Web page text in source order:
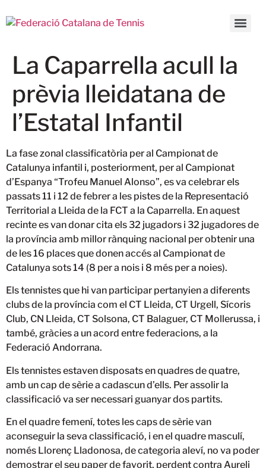
La Caparrella acull la
prèvia lleidatana de
l’Estatal Infantil
La fase zonal classificatòria per al Campionat de
Catalunya infantil i, posteriorment, per al Campionat
d’Espanya “Trofeu Manuel Alonso”, es va celebrar els
passats 11 i 12 de febrer a les pistes de la Representació
Territorial a Lleida de la FCT a la Caparrella. En aquest
recinte es van donar cita els 32 jugadors i 32 jugadores de
la província amb millor rànquing nacional per obtenir una
de les 16 places que donen accés al Campionat de
Catalunya sots 14 (8 per a nois i 8 més per a noies).
Els tennistes que hi van participar pertanyien a diferents
clubs de la província com el CT Lleida, CT Urgell, Sícoris
Club, CN Lleida, CT Solsona, CT Balaguer, CT Mollerussa, i
també, gràcies a un acord entre federacions, a la
Federació Andorrana.
Els tennistes estaven disposats en quadres de quatre,
amb un cap de sèrie a cadascun d’ells. Per assolir la
classificació va ser necessari guanyar dos partits.
En el quadre femení, totes les caps de sèrie van
aconseguir la seva classificació, i en el quadre masculí,
només Llorenç Lladonosa, de categoria aleví, no va poder
demostrar el seu paper de favorit, perdent contra Aureli